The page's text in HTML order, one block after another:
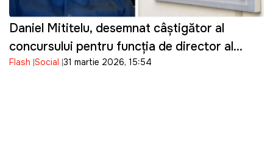
Daniel Mititelu, desemnat câștigător al
concursului pentru funcția de director al
ANRE
Flash Social 31 martie 2026, 15:54